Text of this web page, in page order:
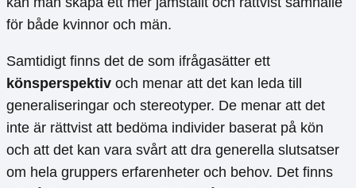
för både kvinnor och män.
Samtidigt finns det de som ifrågasätter ett
könsperspektiv och menar att det kan leda till
generaliseringar och stereotyper. De menar att det
inte är rättvist att bedöma individer baserat på kön
och att det kan vara svårt att dra generella slutsatser
om hela gruppers erfarenheter och behov. Det finns